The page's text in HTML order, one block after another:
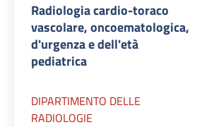
Radiologia cardio-toraco
vascolare, oncoematologica,
d'urgenza e dell'età
pediatrica
DIPARTIMENTO DELLE
RADIOLOGIE